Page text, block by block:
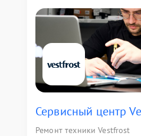
Сервисный центр
Ремонт техники Vestfrost